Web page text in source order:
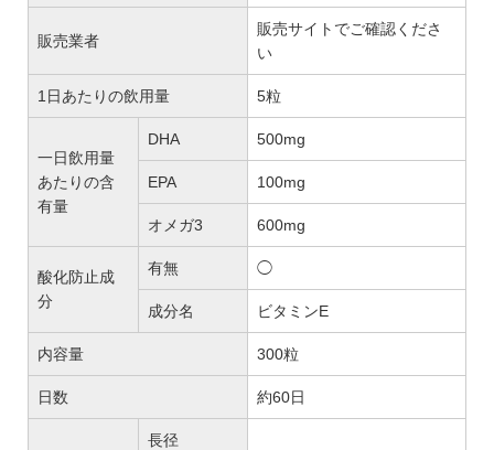
販売業者
販売サイトでご確認くださ
い
1日あたりの飲用量 5粒
一日飲用量
あたりの含
有量
DHA 500mg
EPA 100mg
オメガ3 600mg
酸化防止成
分
有無 ◯
成分名 ビタミンE
内容量 300粒
日数 約60日
長径